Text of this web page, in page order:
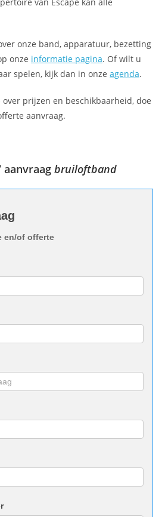
onze band, apparatuur, bezetting
onze informatie pagina. Of wilt u
spelen, kijk dan in onze agenda.
prijzen en beschikbaarheid, doe
aanvraag.
bruiloftband
en/of offerte